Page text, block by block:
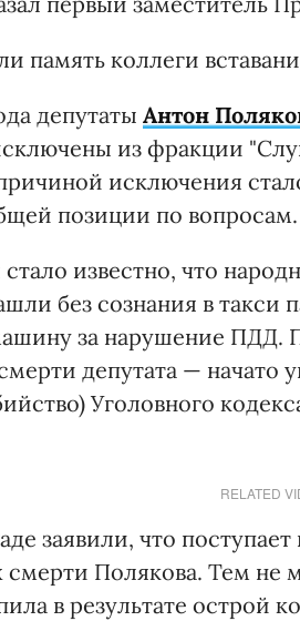
память коллеги
депутаты Антон
из фракции
исключения
позиции по вопросам.
известно, что
без сознания в такси
за нарушение ПДД.
депутата — начато
Уголовного
RELATED
заявили, что
смерти Полякова. Тем
в результате острой